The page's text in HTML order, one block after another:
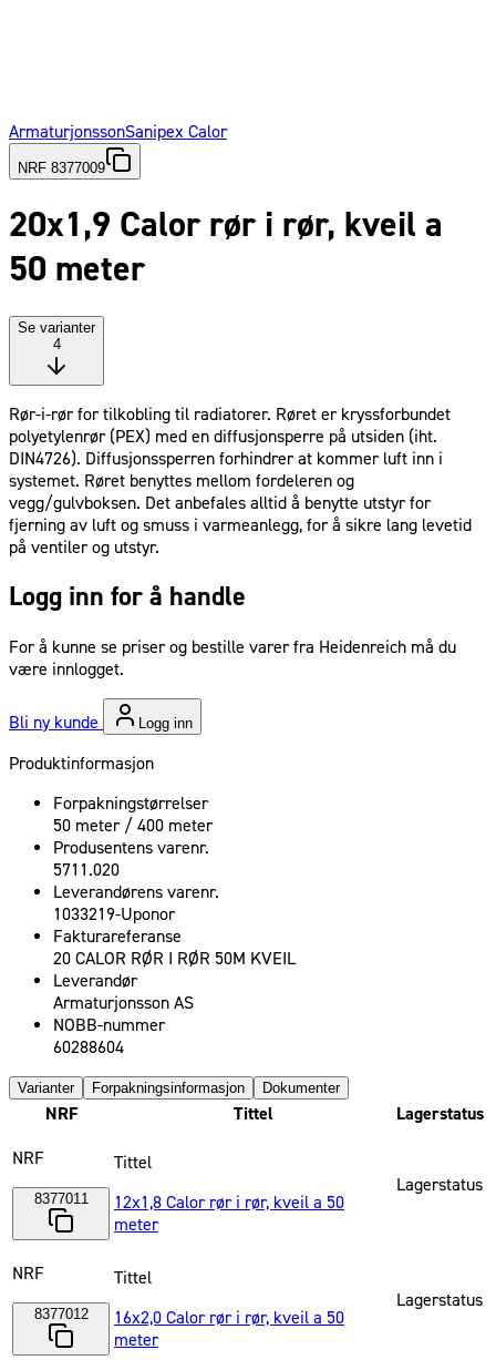
ArmaturjonssonSanipex Calor
NRF 8377009
20x1,9 Calor rør i rør, kveil a
50 meter
Se varianter
4
Rør-i-rør for tilkobling til radiatorer. Røret er kryssforbundet
polyetylenrør (PEX) med en diffusjonsperre på utsiden (iht.
DIN4726). Diffusjonssperren forhindrer at kommer luft inn i
systemet. Røret benyttes mellom fordeleren og
vegg/gulvboksen. Det anbefales alltid å benytte utstyr for
fjerning av luft og smuss i varmeanlegg, for å sikre lang levetid
på ventiler og utstyr.
Logg inn for å handle
For å kunne se priser og bestille varer fra Heidenreich må du
være innlogget.
Bli ny kunde Logg inn
Produktinformasjon
Forpakningstørrelser
50 meter / 400 meter
Produsentens varenr.
5711.020
Leverandørens varenr.
1033219-Uponor
Fakturareferanse
20 CALOR RØR I RØR 50M KVEIL
Leverandør
Armaturjonsson AS
NOBB-nummer
60288604
Varianter Forpakningsinformasjon Dokumenter
NRF Tittel
Lagerstatus
NRF
8377011
Tittel
12x1,8 Calor rør i rør, kveil a 50
meter
Lagerstatus
NRF
8377012
Tittel
16x2,0 Calor rør i rør, kveil a 50
meter
Lagerstatus